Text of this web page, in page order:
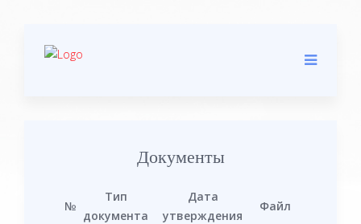
Документы
№
Тип
документа
Дата
утверждения
Файл